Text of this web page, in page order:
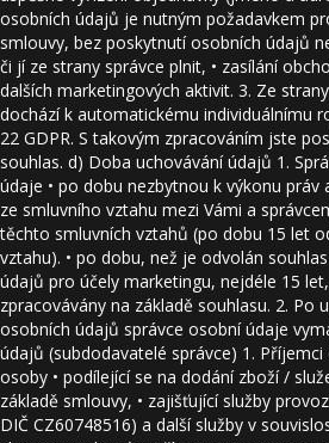
osobních údajů je nutným požadavkem
smlouvy, bez poskytnutí osobních údajů
či jí ze strany správce plnit, • zasílání
dalších marketingových aktivit. 3. Ze
dochází k automatickému individuálnímu
22 GDPR. S takovým zpracováním jste
souhlas. d) Doba uchovávání údajů 1.
údaje • po dobu nezbytnou k výkonu práv
ze smluvního vztahu mezi Vámi a
těchto smluvních vztahů (po dobu 15 let
vztahu). • po dobu, než je odvolán
údajů pro účely marketingu, nejdéle 15
zpracovávány na základě souhlasu. 2. Po
osobních údajů správce osobní údaje
údajů (subdodavatelé správce) 1.
osoby • podílející se na dodání zboží /
základě smlouvy, • zajišťující služby
DIČ CZ60748516) a další služby v